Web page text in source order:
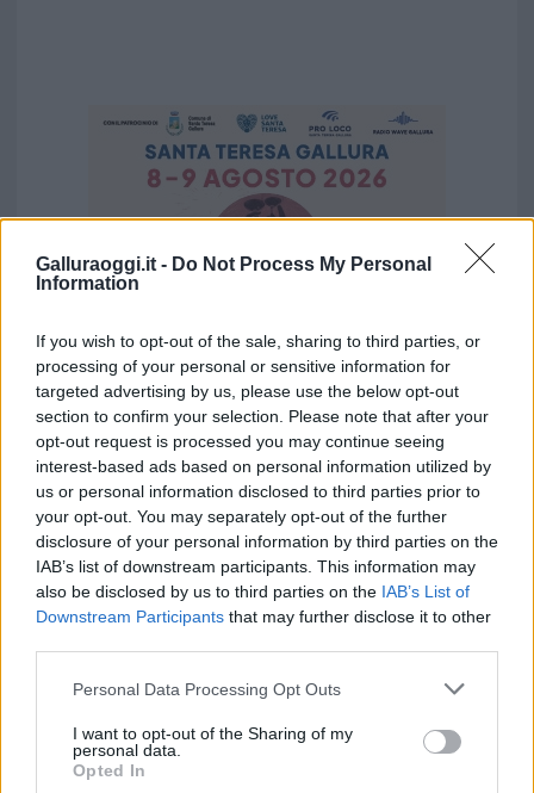
Galluraoggi.it - Do Not Process My Personal
Information
If you wish to opt-out of the sale, sharing to third parties, or
processing of your personal or sensitive information for
targeted advertising by us, please use the below opt-out
section to confirm your selection. Please note that after your
opt-out request is processed you may continue seeing
interest-based ads based on personal information utilized by
us or personal information disclosed to third parties prior to
your opt-out. You may separately opt-out of the further
disclosure of your personal information by third parties on the
IAB’s list of downstream participants. This information may
also be disclosed by us to third parties on the IAB’s List of
Downstream Participants that may further disclose it to other
Please note that this website/app uses one or more Google
not limited to your visit or usage behaviour. You may click to
grant or deny consent to Google and its third-party tags to
use your data for below specified purposes in below Google
Personal Data Processing Opt Outs
I want to opt-out of the Sharing of my
personal data.
Opted In
Vuoi rimuovere le pubblicità nazionali?
Puoi abbonarti asoli € 1,10 al mese
cliccandoqui
Sei già abbonato?
Puoi effettuare l'accesso andando nella
cliccandoqui